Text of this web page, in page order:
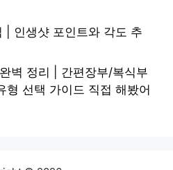
| 인생샷 포인트와 각도 추
벽 정리 | 간편장부/복식부
형 선택 가이드 직접 해봤어